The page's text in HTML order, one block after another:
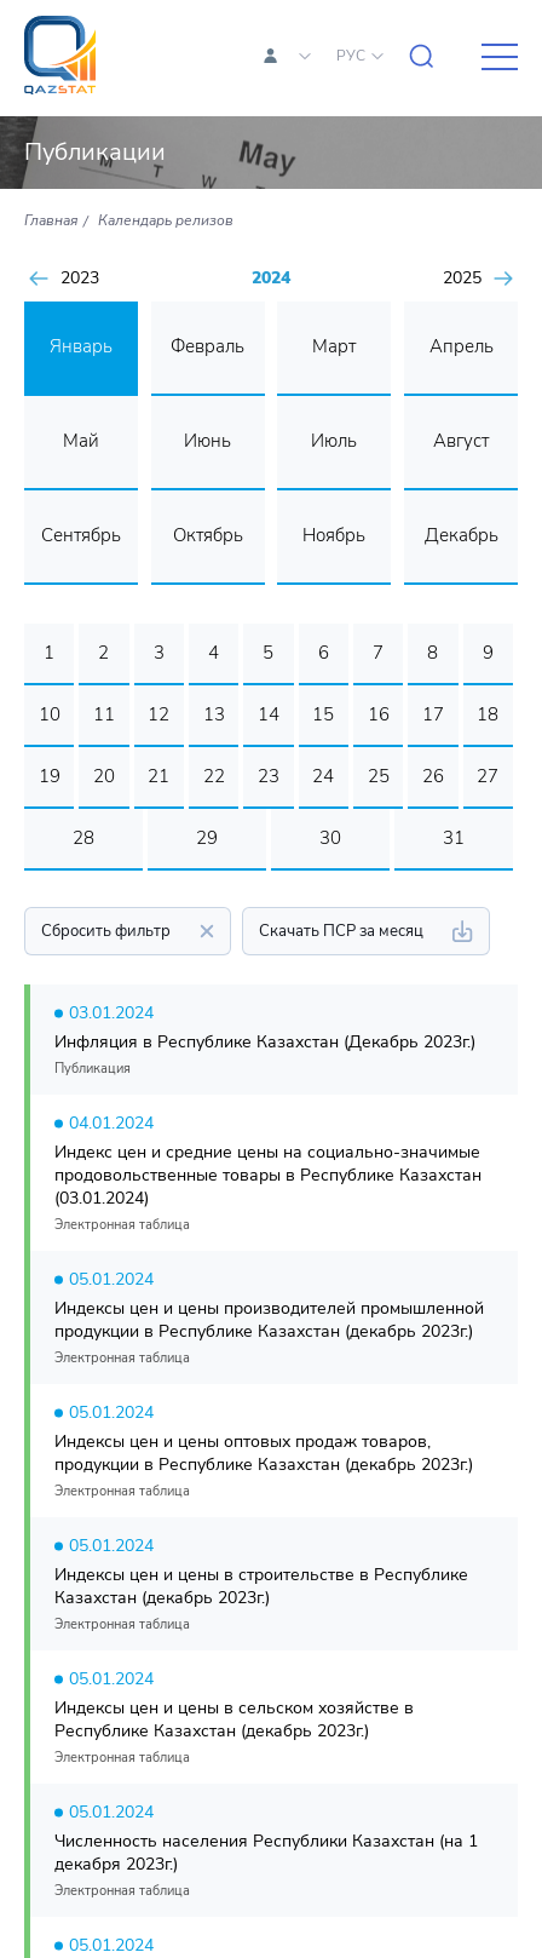
РУС
Публикации
Главная Календарь релизов
2023 2024 2025
Январь Февраль Март Апрель
Май Июнь Июль Август
Сентябрь Октябрь Ноябрь Декабрь
1 2 3 4 5 6 7 8 9
10 11 12 13 14 15 16 17 18
19 20 21 22 23 24 25 26 27
28 29 30 31
Сбросить фильтр Скачать ПСР за месяц
03.01.2024
Инфляция в Республике Казахстан (Декабрь 2023г.)
Публикация
04.01.2024
Индекс цен и средние цены на социально-значимые
продовольственные товары в Республике Казахстан
(03.01.2024)
Электронная таблица
05.01.2024
Индексы цен и цены производителей промышленной
продукции в Республике Казахстан (декабрь 2023г.)
Электронная таблица
05.01.2024
Индексы цен и цены оптовых продаж товаров,
продукции в Республике Казахстан (декабрь 2023г.)
Электронная таблица
05.01.2024
Индексы цен и цены в строительстве в Республике
Казахстан (декабрь 2023г.)
Электронная таблица
05.01.2024
Индексы цен и цены в сельском хозяйстве в
Республике Казахстан (декабрь 2023г.)
Электронная таблица
05.01.2024
Численность населения Республики Казахстан (на 1
декабря 2023г.)
Электронная таблица
05.01.2024